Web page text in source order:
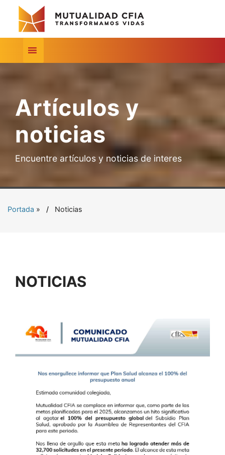
Artículos y
noticias
Encuentre artículos y noticias de interes
Portada » Noticias
NOTICIAS